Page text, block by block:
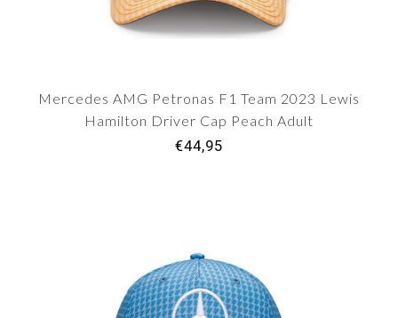
Mercedes AMG Petronas F1 Team 2023 Lewis
Hamilton Driver Cap Peach Adult
€44,95